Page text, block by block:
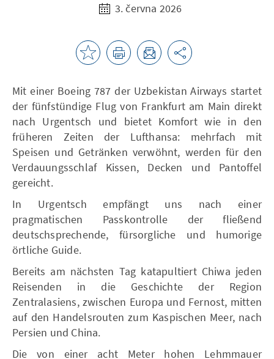
3. června 2026
Mit einer Boeing 787 der Uzbekistan Airways startet
der fünfstündige Flug von Frankfurt am Main direkt
nach Urgentsch und bietet Komfort wie in den
früheren Zeiten der Lufthansa: mehrfach mit
Speisen und Getränken verwöhnt, werden für den
Verdauungsschlaf Kissen, Decken und Pantoffel
gereicht.
In Urgentsch empfängt uns nach einer
pragmatischen Passkontrolle der fließend
deutschsprechende, fürsorgliche und humorige
örtliche Guide.
Bereits am nächsten Tag katapultiert Chiwa jeden
Reisenden in die Geschichte der Region
Zentralasiens, zwischen Europa und Fernost, mitten
auf den Handelsrouten zum Kaspischen Meer, nach
Persien und China.
Die von einer acht Meter hohen Lehmmauer